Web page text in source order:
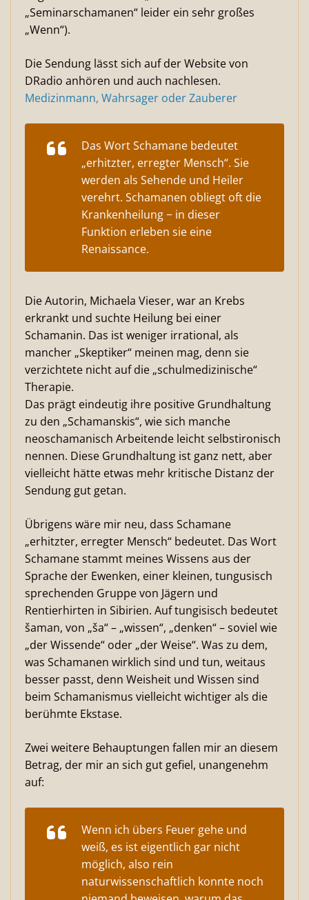
„Seminarschamanen“ leider ein sehr großes
„Wenn“).
Die Sendung lässt sich auf der Website von
DRadio anhören und auch nachlesen.
Medizinmann, Wahrsager oder Zauberer
Das Wort Schamane bedeutet
„erhitzter, erregter Mensch“. Sie
werden als Sehende und Heiler
verehrt. Schamanen obliegt oft die
Krankenheilung − in dieser
Funktion erleben sie eine
Renaissance.
Die Autorin, Michaela Vieser, war an Krebs
erkrankt und suchte Heilung bei einer
Schamanin. Das ist weniger irrational, als
mancher „Skeptiker“ meinen mag, denn sie
verzichtete nicht auf die „schulmedizinische“
Therapie.
Das prägt eindeutig ihre positive Grundhaltung
zu den „Schamanskis“, wie sich manche
neoschamanisch Arbeitende leicht selbstironisch
nennen. Diese Grundhaltung ist ganz nett, aber
vielleicht hätte etwas mehr kritische Distanz der
Sendung gut getan.
Übrigens wäre mir neu, dass Schamane
„erhitzter, erregter Mensch“ bedeutet. Das Wort
Schamane stammt meines Wissens aus der
Sprache der Ewenken, einer kleinen, tungusisch
sprechenden Gruppe von Jägern und
Rentierhirten in Sibirien. Auf tungisisch bedeutet
šaman, von „ša“ – „wissen“, „denken“ – soviel wie
„der Wissende“ oder „der Weise“. Was zu dem,
was Schamanen wirklich sind und tun, weitaus
besser passt, denn Weisheit und Wissen sind
beim Schamanismus vielleicht wichtiger als die
berühmte Ekstase.
Zwei weitere Behauptungen fallen mir an diesem
Betrag, der mir an sich gut gefiel, unangenehm
auf:
Wenn ich übers Feuer gehe und
weiß, es ist eigentlich gar nicht
möglich, also rein
naturwissenschaftlich konnte noch